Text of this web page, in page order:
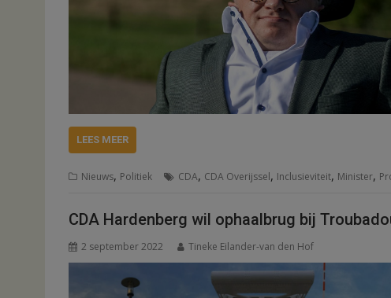
LEES MEER
Nieuws, Politiek CDA, CDA Overijssel, Inclusieviteit, Minister,
CDA Hardenberg wil ophaalbrug bij
2 september 2022 Tineke Eilander-van den Hof